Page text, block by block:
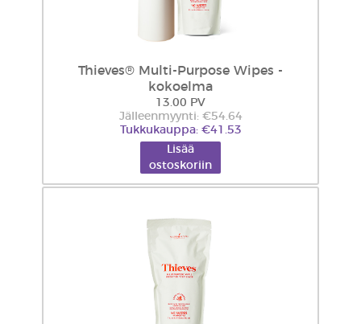
Thieves® Multi-Purpose Wipes -
kokoelma
13.00 PV
Jälleenmyynti: €54.64
Tukkukauppa: €41.53
Lisää
ostoskoriin